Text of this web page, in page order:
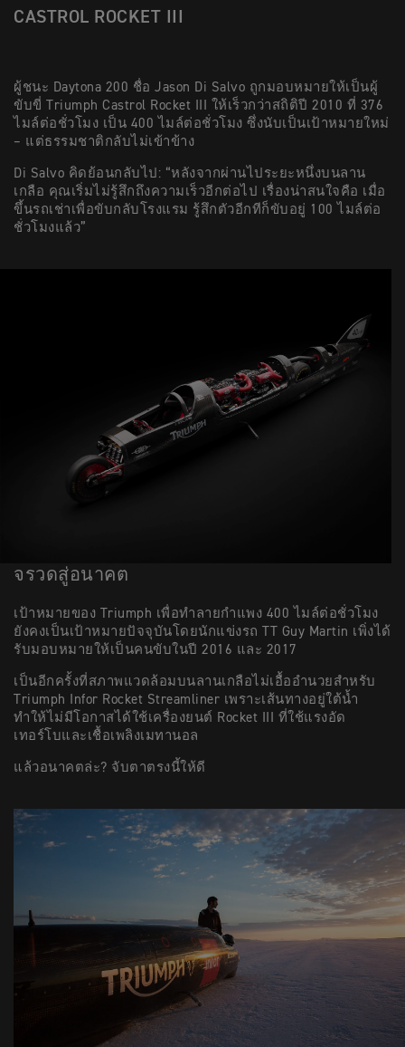
CASTROL ROCKET III
ผู้ชนะ Daytona 200 ชื่อ Jason Di Salvo ถูกมอบหมายให้เป็นผู้
ขับขี่ Triumph Castrol Rocket III ให้เร็วกว่าสถิติปี 2010 ที่ 376
ไมล์ต่อชั่วโมง เป็น 400 ไมล์ต่อชั่วโมง ซึ่งนับเป็นเป้าหมายใหม่
– แต่ธรรมชาติกลับไม่เข้าข้าง
Di Salvo คิดย้อนกลับไป: “หลังจากผ่านไประยะหนึ่งบนลาน
เกลือ คุณเริ่มไม่รู้สึกถึงความเร็วอีกต่อไป เรื่องน่าสนใจคือ เมื่อ
ขึ้นรถเช่าเพื่อขับกลับโรงแรม รู้สึกตัวอีกทีก็ขับอยู่ 100 ไมล์ต่อ
ชั่วโมงแล้ว”
จรวดสู่อนาคต
เป้าหมายของ Triumph เพื่อทำลายกำแพง 400 ไมล์ต่อชั่วโมง
ยังคงเป็นเป้าหมายปัจจุบันโดยนักแข่งรถ TT Guy Martin เพิ่งได้
รับมอบหมายให้เป็นคนขับในปี 2016 และ 2017
เป็นอีกครั้งที่สภาพแวดล้อมบนลานเกลือไม่เอื้ออำนวยสำหรับ
Triumph Infor Rocket Streamliner เพราะเส้นทางอยู่ใต้น้ำ
ทำให้ไม่มีโอกาสได้ใช้เครื่องยนต์ Rocket III ที่ใช้แรงอัด
เทอร์โบและเชื้อเพลิงเมทานอล
แล้วอนาคตล่ะ? จับตาตรงนี้ให้ดี